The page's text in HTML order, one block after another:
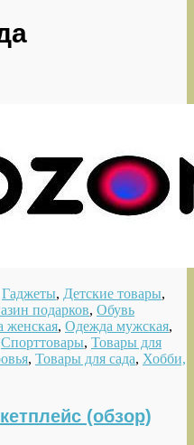
Гаджеты, Детские товары,
подарков, Обувь
женская, Одежда мужская,
Спорттовары, Товары для
, Товары для сада, Хобби,
(обзор)